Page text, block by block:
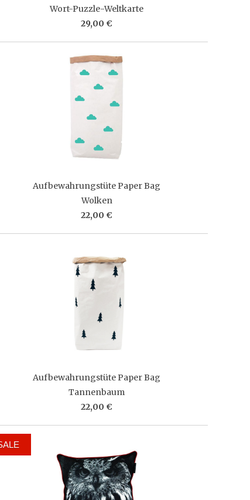
Wort-Puzzle-Weltkarte
29,00 €
Aufbewahrungstüte Paper Bag
Wolken
22,00 €
Aufbewahrungstüte Paper Bag
Tannenbaum
22,00 €